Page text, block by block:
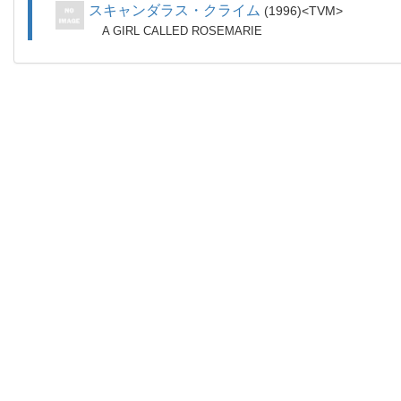
スキャンダラス・クライム 1996 TVM
A GIRL CALLED ROSEMARIE